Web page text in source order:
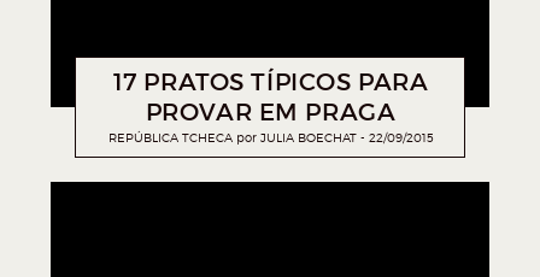
17 PRATOS TÍPICOS PARA
PROVAR EM PRAGA
REPÚBLICA TCHECA por JULIA BOECHAT 22/09/2015